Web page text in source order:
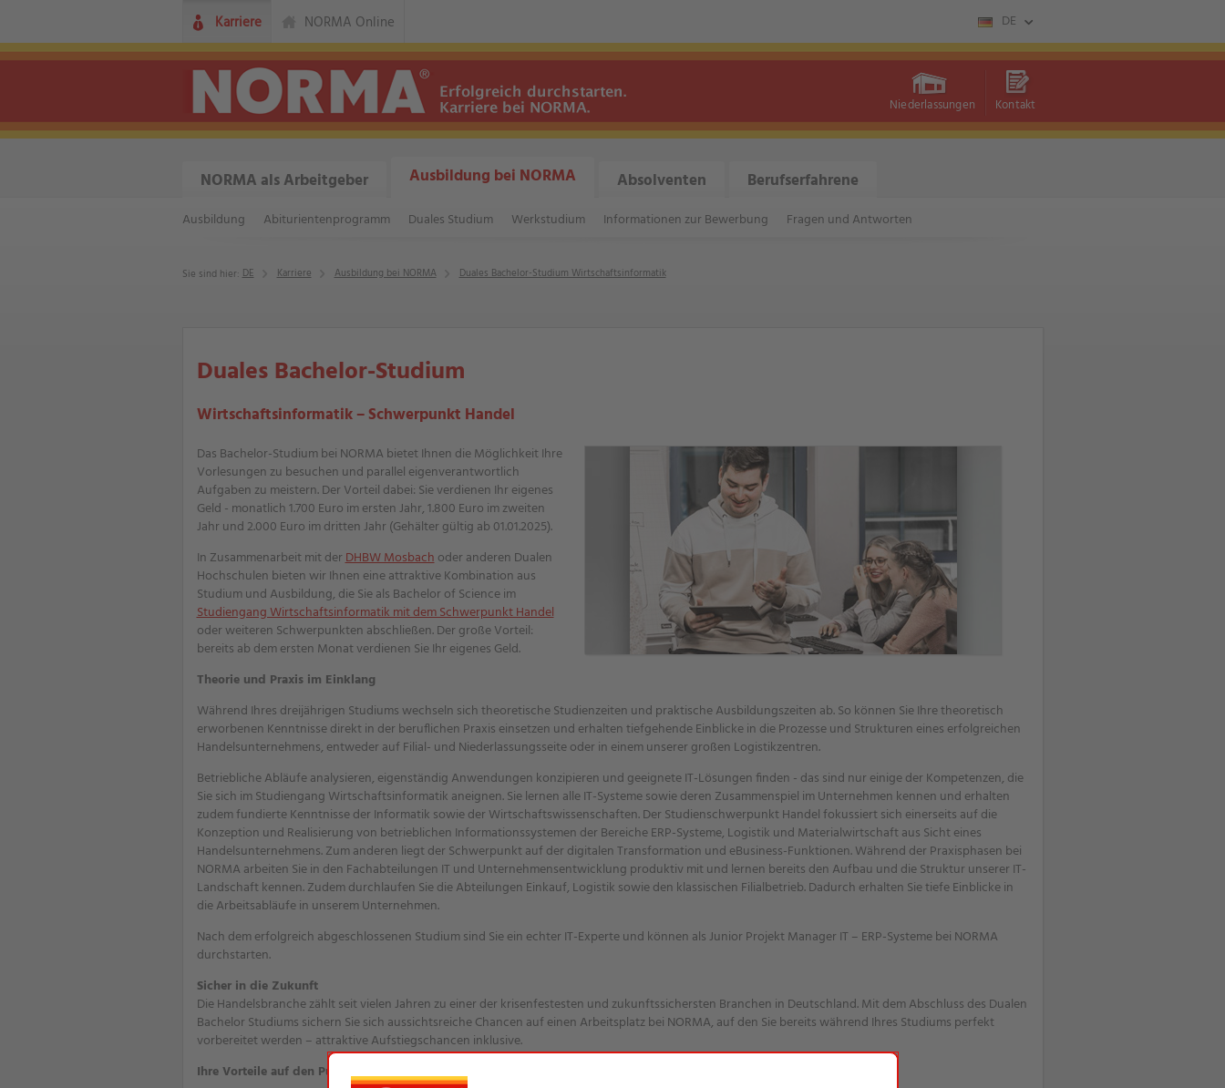
Karriere NORMA Online DE
Niederlassungen Kontakt
NORMA als Arbeitgeber Ausbildung bei NORMA
Ausbildung Abiturienten­programm Duales Studium Werkstudium Informationen zur Bewerbung Fragen und Antworten
Absolventen Berufserfahrene
Sie sind hier: DE Karriere Ausbildung bei NORMA Duales Bachelor-Studium Wirtschaftsinformatik
Duales Bachelor-Studium
Wirtschaftsinformatik – Schwerpunkt Handel
Das Bachelor-Studium bei NORMA bietet Ihnen die Möglichkeit Ihre
Vorlesungen zu besuchen und parallel eigenverantwortlich
Aufgaben zu meistern. Der Vorteil dabei: Sie verdienen Ihr eigenes
Geld - monatlich 1.700 Euro im ersten Jahr, 1.800 Euro im zweiten
Jahr und 2.000 Euro im dritten Jahr (Gehälter gültig ab 01.01.2025).
In Zusammenarbeit mit derDHBW Mosbachoder anderen Dualen
Hochschulen bieten wir Ihnen eine attraktive Kombination aus
Studium und Ausbildung, die Sie als Bachelor of Science im
Studiengang Wirtschaftsinformatik mit dem Schwerpunkt Handel
oder weiteren Schwerpunkten abschließen. Der große Vorteil:
bereits ab dem ersten Monat verdienen Sie Ihr eigenes Geld.
Theorie und Praxis im Einklang
Während Ihres dreijährigen Studiums wechseln sich theoretische Studienzeiten und praktische Ausbildungszeiten ab. So können Sie Ihre theoretisch
erworbenen Kenntnisse direkt in der beruflichen Praxis einsetzen und erhalten tiefgehende Einblicke in die Prozesse und Strukturen eines erfolgreichen
Handelsunternehmens, entweder auf Filial- und Niederlassungsseite oder in einem unserer großen Logistikzentren.
Betriebliche Abläufe analysieren, eigenständig Anwendungen konzipieren und geeignete IT-Lösungen finden - das sind nur einige der Kompetenzen, die
Sie sich im Studiengang Wirtschaftsinformatik aneignen. Sie lernen alle IT-Systeme sowie deren Zusammenspiel im Unternehmen kennen und erhalten
zudem fundierte Kenntnisse der Informatik sowie der Wirtschaftswissenschaften. Der Studienschwerpunkt Handel fokussiert sich einerseits auf die
Konzeption und Realisierung von betrieblichen Informationssystemen der Bereiche ERP-Systeme, Logistik und Materialwirtschaft aus Sicht eines
Handelsunternehmens. Zum anderen liegt der Schwerpunkt auf der digitalen Transformation und eBusiness-Funktionen. Während der Praxisphasen bei
NORMA arbeiten Sie in den Fachabteilungen IT und Unternehmensentwicklung produktiv mit und lernen bereits den Aufbau und die Struktur unserer IT-
Landschaft kennen. Zudem durchlaufen Sie die Abteilungen Einkauf, Logistik sowie den klassischen Filialbetrieb. Dadurch erhalten Sie tiefe Einblicke in
die Arbeitsabläufe in unserem Unternehmen.
Nach dem erfolgreich abgeschlossenen Studium sind Sie ein echter IT-Experte und können als Junior Projekt Manager IT – ERP-Systeme bei NORMA
durchstarten.
Sicher in die Zukunft
Die Handelsbranche zählt seit vielen Jahren zu einer der krisenfestesten und zukunftssichersten Branchen in Deutschland. Mit dem Abschluss des Dualen
Bachelor Studiums sichern Sie sich aussichtsreiche Chancen auf einen Arbeitsplatz bei NORMA, auf den Sie bereits während Ihres Studiums perfekt
vorbereitet werden – attraktive Aufstiegschancen inklusive.
Ihre Vorteile auf den Punkt gebracht